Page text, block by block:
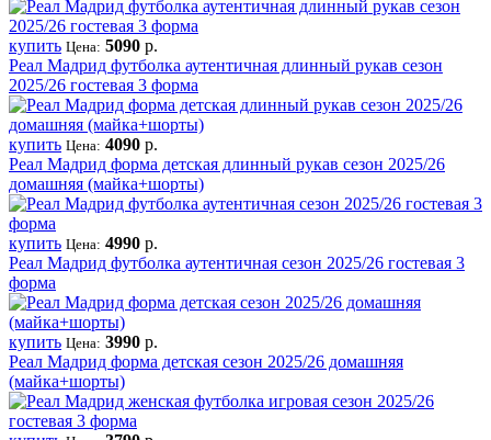
купить Цена: 5090 р.
Реал Мадрид футболка аутентичная длинный рукав сезон
2025/26 гостевая 3 форма
купить Цена: 4090 р.
Реал Мадрид форма детская длинный рукав сезон 2025/26
домашняя (майка+шорты)
купить Цена: 4990 р.
Реал Мадрид футболка аутентичная сезон 2025/26 гостевая 3
форма
купить Цена: 3990 р.
Реал Мадрид форма детская сезон 2025/26 домашняя
(майка+шорты)